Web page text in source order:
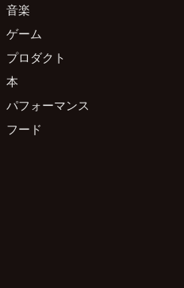
音楽
ゲーム
プロダクト
本
パフォーマンス
フード